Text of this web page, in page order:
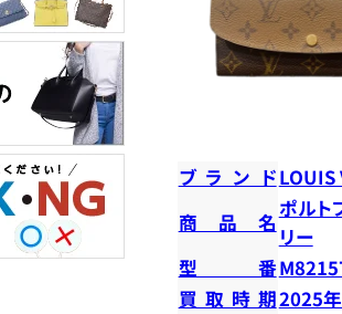
ブランドLOUIS
商品名
ポルト
リー
型番
買取時期2025